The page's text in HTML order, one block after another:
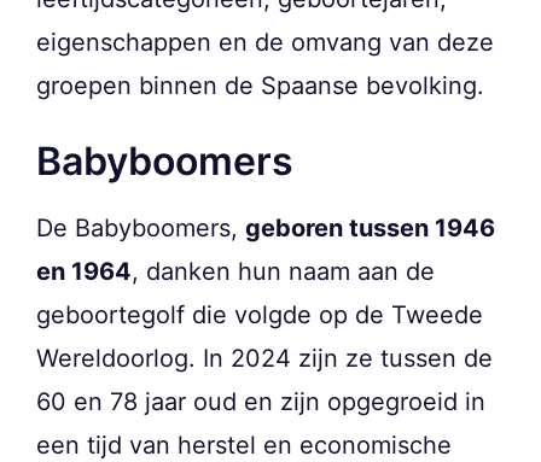
eigenschappen en de omvang van deze
groepen binnen de Spaanse bevolking.
Babyboomers
De Babyboomers, geboren tussen 1946
en 1964, danken hun naam aan de
geboortegolf die volgde op de Tweede
Wereldoorlog. In 2024 zijn ze tussen de
60 en 78 jaar oud en zijn opgegroeid in
een tijd van herstel en economische